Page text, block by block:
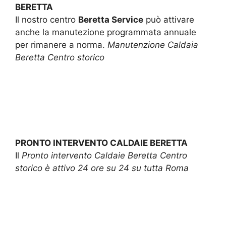
BERETTA
Il nostro centro Beretta Service può attivare
anche la manutezione programmata annuale
per rimanere a norma. Manutenzione Caldaia
Beretta Centro storico
PRONTO INTERVENTO CALDAIE BERETTA
Il Pronto intervento Caldaie Beretta Centro
storico è attivo 24 ore su 24 su tutta Roma